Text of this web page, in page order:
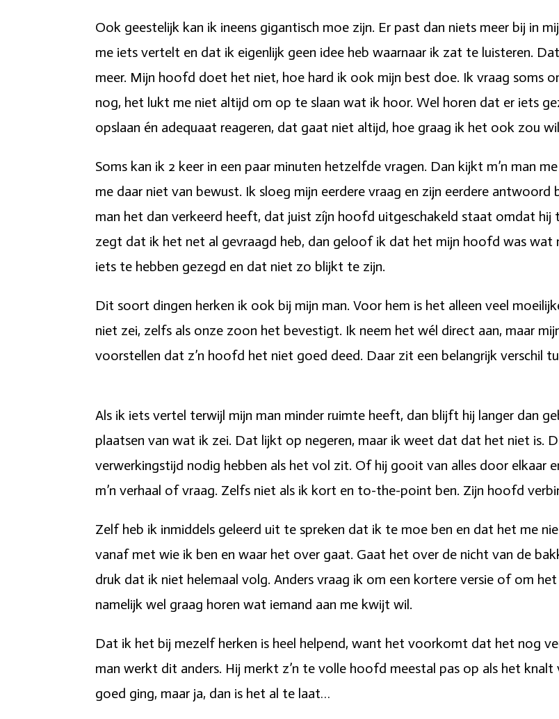
Ook geestelijk kan ik ineens gigantisch moe zijn. Er past dan niets meer bij in
me iets vertelt en dat ik eigenlijk geen idee heb waarnaar ik zat te luisteren.
meer. Mijn hoofd doet het niet, hoe hard ik ook mijn best doe. Ik vraag soms
nog, het lukt me niet altijd om op te slaan wat ik hoor. Wel horen dat er iets
opslaan én adequaat reageren, dat gaat niet altijd, hoe graag ik het ook zou
Soms kan ik 2 keer in een paar minuten hetzelfde vragen. Dan kijkt m’n man
me daar niet van bewust. Ik sloeg mijn eerdere vraag en zijn eerdere
man het dan verkeerd heeft, dat juist zíjn hoofd uitgeschakeld staat omdat
zegt dat ik het net al gevraagd heb, dan geloof ik dat het mijn hoofd was
iets te hebben gezegd en dat niet zo blijkt te zijn.
Dit soort dingen herken ik ook bij mijn man. Voor hem is het alleen veel
niet zei, zelfs als onze zoon het bevestigt. Ik neem het wél direct aan, maar
voorstellen dat z’n hoofd het niet goed deed. Daar zit een belangrijk verschil
Als ik iets vertel terwijl mijn man minder ruimte heeft, dan blijft hij langer dan
plaatsen van wat ik zei. Dat lijkt op negeren, maar ik weet dat dat het niet is.
verwerkingstijd nodig hebben als het vol zit. Of hij gooit van alles door elkaar
m’n verhaal of vraag. Zelfs niet als ik kort en to-the-point ben. Zijn hoofd
Zelf heb ik inmiddels geleerd uit te spreken dat ik te moe ben en dat het me
vanaf met wie ik ben en waar het over gaat. Gaat het over de nicht van de
druk dat ik niet helemaal volg. Anders vraag ik om een kortere versie of om
namelijk wel graag horen wat iemand aan me kwijt wil.
Dat ik het bij mezelf herken is heel helpend, want het voorkomt dat het nog
man werkt dit anders. Hij merkt z’n te volle hoofd meestal pas op als het
goed ging, maar ja, dan is het al te laat…